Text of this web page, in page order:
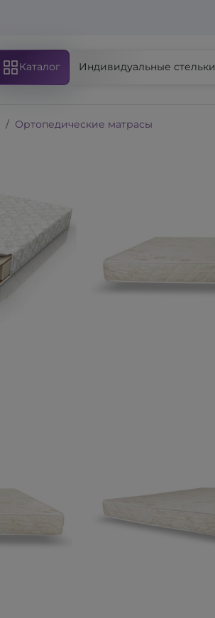
Каталог Индивидуальные стельки
Ортопедические матрасы